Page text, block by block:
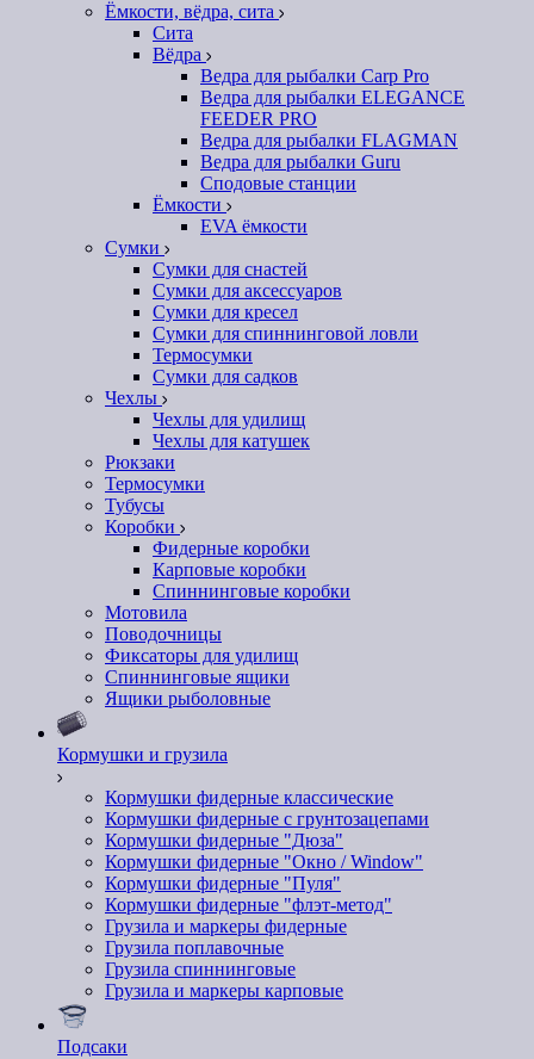
Ёмкости, вёдра, сита
Сита
Вёдра
Ведра для рыбалки Carp Pro
Ведра для рыбалки ELEGANCE
FEEDER PRO
Ведра для рыбалки FLAGMAN
Ведра для рыбалки Guru
Сподовые станции
Ёмкости
EVA ёмкости
Сумки
Сумки для снастей
Сумки для аксессуаров
Сумки для кресел
Сумки для спиннинговой ловли
Термосумки
Сумки для садков
Чехлы
Чехлы для удилищ
Чехлы для катушек
Рюкзаки
Термосумки
Тубусы
Коробки
Фидерные коробки
Карповые коробки
Спиннинговые коробки
Мотовила
Поводочницы
Фиксаторы для удилищ
Спиннинговые ящики
Ящики рыболовные
Кормушки и грузила
Кормушки фидерные классические
Кормушки фидерные с грунтозацепами
Кормушки фидерные "Дюза"
Кормушки фидерные "Окно / Window"
Кормушки фидерные "Пуля"
Кормушки фидерные "флэт-метод"
Грузила и маркеры фидерные
Грузила поплавочные
Грузила спиннинговые
Грузила и маркеры карповые
Подсаки